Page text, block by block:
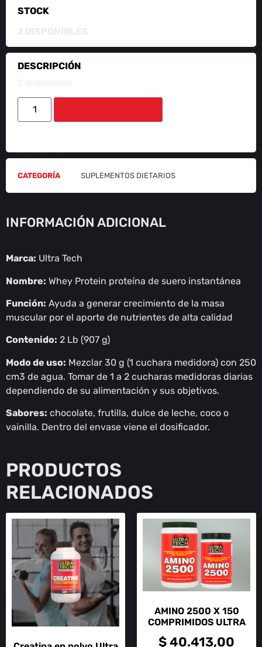
STOCK
DESCRIPCIÓN
CATEGORÍA SUPLEMENTOS DIETARIOS
INFORMACIÓN ADICIONAL
Marca: Ultra Tech
Nombre: Whey Protein proteína de suero instantánea
Función: Ayuda a generar crecimiento de la masa
muscular por el aporte de nutrientes de alta calidad
Contenido: 2 Lb (907 g)
Modo de uso: Mezclar 30 g (1 cuchara medidora) con 250
cm3 de agua. Tomar de 1 a 2 cucharas medidoras diarias
dependiendo de su alimentación y sus objetivos.
Sabores: chocolate, frutilla, dulce de leche, coco o
vainilla. Dentro del envase viene el dosificador.
PRODUCTOS
RELACIONADOS
AMINO 2500 X 150
COMPRIMIDOS ULTRA
$40.413,00